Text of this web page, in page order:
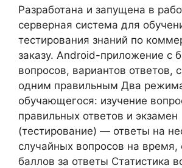
Разработана и запущена в
серверная система для
тестирования знаний по
заказу. Android-приложение с
вопросов, вариантов ответов,
одним правильным Два
обучающегося: изучение
правильных ответов и экзамен
(тестирование) — ответы на
случайных вопросов на время,
баллов за ответы Статистика